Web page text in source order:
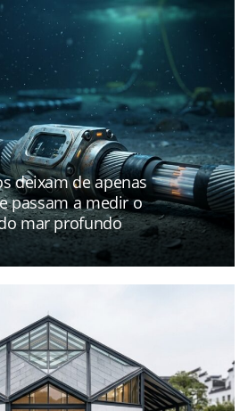
deixam de apenas
passam a medir o
mar profundo